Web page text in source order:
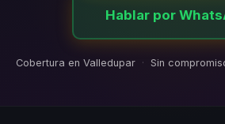
Hablar por
Cobertura en Valledupar · Sin